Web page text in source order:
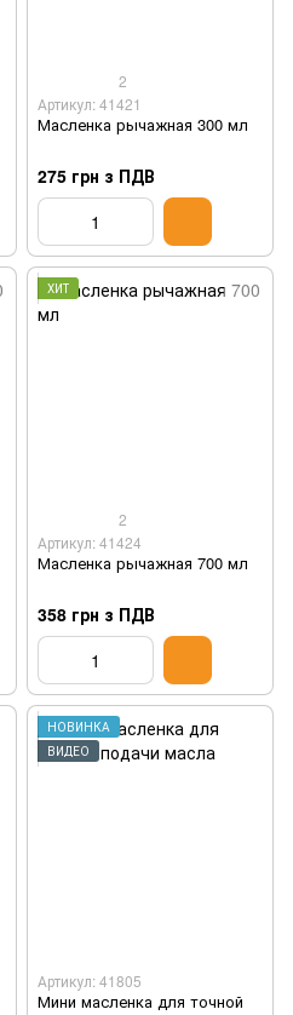
2
Артикул: 41421
Масленка рычажная 300 мл
275 грн з ПДВ
ХИТ
2
Артикул: 41424
Масленка рычажная 700 мл
358 грн з ПДВ
НОВИНКА
ВИДЕО
Артикул: 41805
Мини масленка для точной